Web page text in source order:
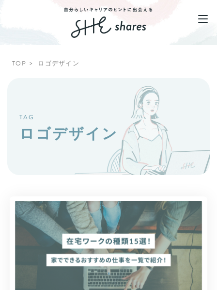
TOP ロゴデザイン
TAG
ロゴデザイン